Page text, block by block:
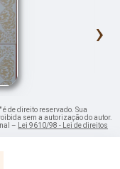
›
" é de direito reservado. Sua
sem a autorização do autor.
–
Lei 9610/98 - Lei de direitos